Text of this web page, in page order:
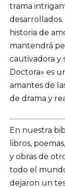
trama
historia de
mantendrá
cautivadora y
Doctora» es
amantes de
de drama y
En nuestra
libros,
y obras de
todo el
dejaron un